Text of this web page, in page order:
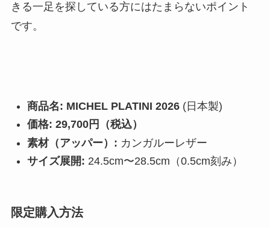
きる一足を探している方にはたまらないポイント
です。
商品名: MICHEL PLATINI 2026(日本製)
価格: 29,700円（税込）
素材（アッパー）: カンガルーレザー
サイズ展開: 24.5cm〜28.5cm（0.5cm刻み）
限定購入方法